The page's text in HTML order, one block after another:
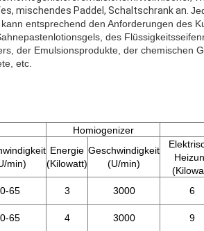
mischendes Paddel, Schaltschrank an.
entsprechend den Anforderungen des
des
der Emulsionsprodukte, der chemischen
etc.
Homiogenizer
min)
Energie
(Kilowatt)
Geschwindigkeit
(U/min)
0-65 3 3000 6
0-65 4 3000
9